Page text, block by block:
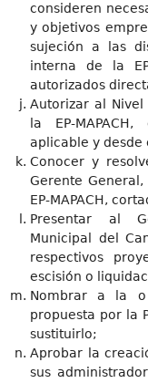
consideren
y objetivos
sujeción a las
interna de la
autorizados
Autorizar al
la EP-
aplicable y desde
Conocer y
Gerente
EP-MAPACH,
Presentar al
Municipal del
respectivos
escisión o
Nombrar a la
propuesta por la
sustituirlo;
Aprobar la
sus